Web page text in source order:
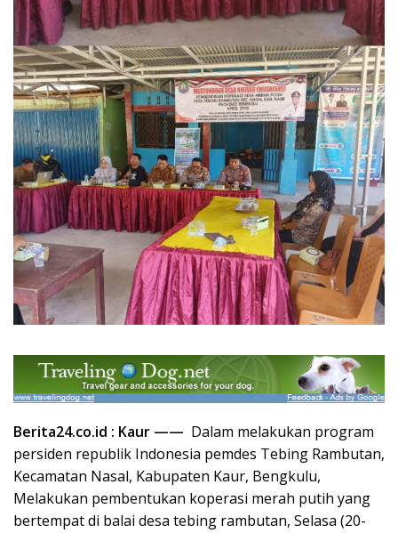
Berita24.co.id : Kaur —— Dalam melakukan program
persiden republik Indonesia pemdes Tebing Rambutan,
Kecamatan Nasal, Kabupaten Kaur, Bengkulu,
Melakukan pembentukan koperasi merah putih yang
bertempat di balai desa tebing rambutan, Selasa (20-